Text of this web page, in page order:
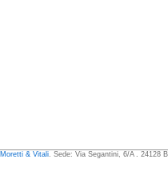
Moretti & Vitali. Sede: Via Segantini, 6/A . 24128